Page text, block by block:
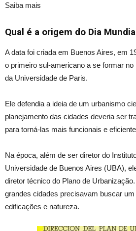
Saiba mais
Qual é a origem do Dia
A data foi criada em Buenos Aires, em
o primeiro sul-americano a se formar
da Universidade de Paris.
Ele defendia a ideia de um urbanismo
planejamento das cidades deveria ser
para torná-las mais funcionais e
Na época, além de ser diretor do
Universidade de Buenos Aires (UBA),
diretor técnico do Plano de
grandes cidades precisavam buscar um
edificações e natureza.